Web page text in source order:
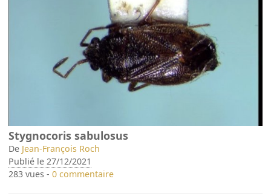
Stygnocoris sabulosus
De Jean-François Roch
Publié le 27/12/2021
283 vues -0 commentaire